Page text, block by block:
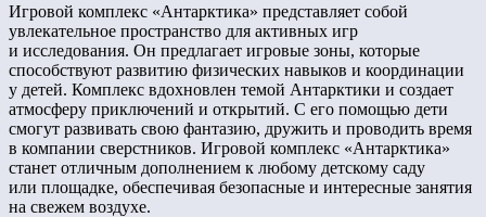
Игровой комплекс «Антарктика» представляет собой
увлекательное пространство для активных игр
и исследования. Он предлагает игровые зоны, которые
способствуют развитию физических навыков и координации
у детей. Комплекс вдохновлен темой Антарктики и создает
атмосферу приключений и открытий. С его помощью дети
смогут развивать свою фантазию, дружить и проводить время
в компании сверстников. Игровой комплекс «Антарктика»
станет отличным дополнением к любому детскому саду
или площадке, обеспечивая безопасные и интересные занятия
на свежем воздухе.